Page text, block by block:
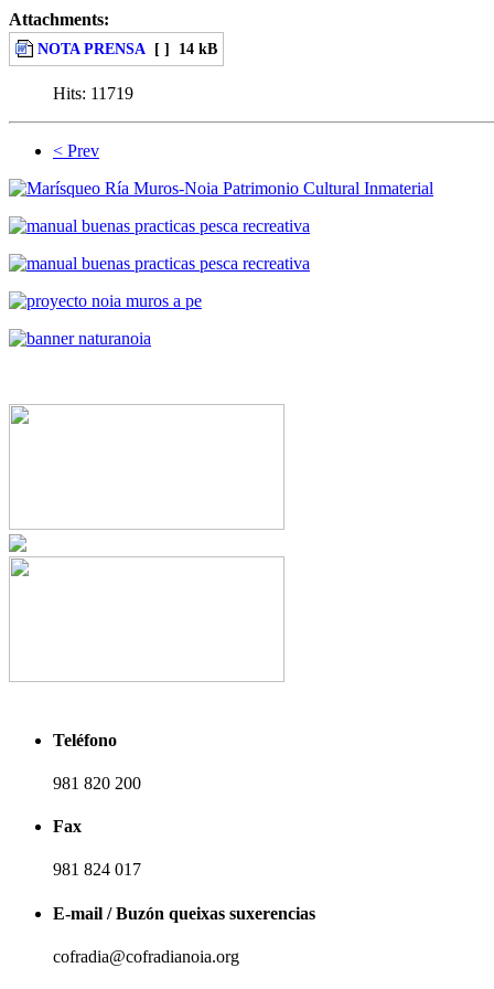
Attachments:
NOTA PRENSA [ ] 14 kB
Hits: 11719
< Prev
Teléfono
981 820 200
Fax
981 824 017
E-mail / Buzón queixas suxerencias
cofradia@cofradianoia.org